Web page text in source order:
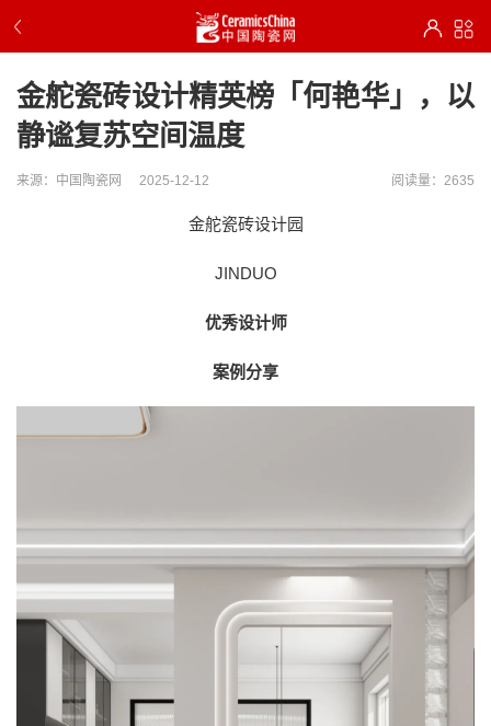
金舵瓷砖设计精英榜「何艳华」，以
静谧复苏空间温度
来源：中国陶瓷网 2025-12-12 阅读量：2635
金舵瓷砖设计园
JINDUO
优秀设计师
案例分享